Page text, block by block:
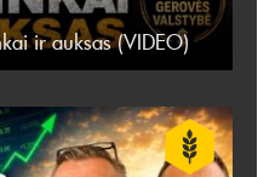
ir auksas (VIDEO)